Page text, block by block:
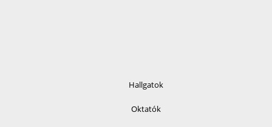
Hallgatok
Oktatók